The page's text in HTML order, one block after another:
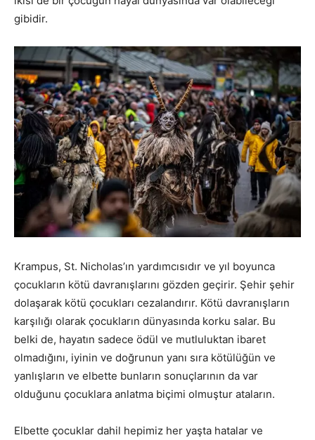
gibidir.
Krampus, St. Nicholas’ın yardımcısıdır ve yıl boyunca
çocukların kötü davranışlarını gözden geçirir. Şehir şehir
dolaşarak kötü çocukları cezalandırır. Kötü davranışların
karşılığı olarak çocukların dünyasında korku salar. Bu
belki de, hayatın sadece ödül ve mutluluktan ibaret
olmadığını, iyinin ve doğrunun yanı sıra kötülüğün ve
yanlışların ve elbette bunların sonuçlarının da var
olduğunu çocuklara anlatma biçimi olmuştur ataların.
Elbette çocuklar dahil hepimiz her yaşta hatalar ve